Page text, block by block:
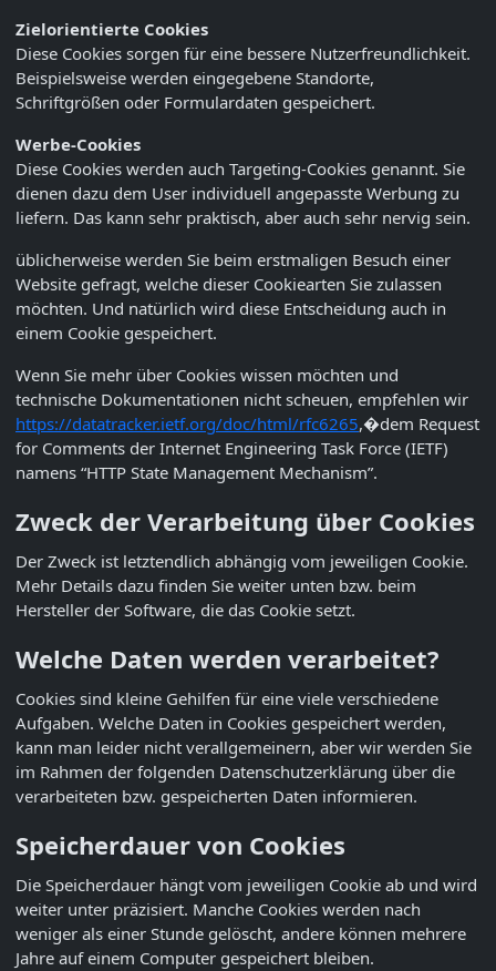
Zielorientierte Cookies
Diese Cookies sorgen für eine bessere Nutzerfreundlichkeit.
Beispielsweise werden eingegebene Standorte,
Schriftgrößen oder Formulardaten gespeichert.
Werbe-Cookies
Diese Cookies werden auch Targeting-Cookies genannt. Sie
dienen dazu dem User individuell angepasste Werbung zu
liefern. Das kann sehr praktisch, aber auch sehr nervig sein.
üblicherweise werden Sie beim erstmaligen Besuch einer
Website gefragt, welche dieser Cookiearten Sie zulassen
möchten. Und natürlich wird diese Entscheidung auch in
einem Cookie gespeichert.
Wenn Sie mehr über Cookies wissen möchten und
technische Dokumentationen nicht scheuen, empfehlen wir
https://datatracker.ietf.org/doc/html/rfc6265,�dem Request
for Comments der Internet Engineering Task Force (IETF)
namens “HTTP State Management Mechanism”.
Zweck der Verarbeitung über Cookies
Der Zweck ist letztendlich abhängig vom jeweiligen Cookie.
Mehr Details dazu finden Sie weiter unten bzw. beim
Hersteller der Software, die das Cookie setzt.
Welche Daten werden verarbeitet?
Cookies sind kleine Gehilfen für eine viele verschiedene
Aufgaben. Welche Daten in Cookies gespeichert werden,
kann man leider nicht verallgemeinern, aber wir werden Sie
im Rahmen der folgenden Datenschutzerklärung über die
verarbeiteten bzw. gespeicherten Daten informieren.
Speicherdauer von Cookies
Die Speicherdauer hängt vom jeweiligen Cookie ab und wird
weiter unter präzisiert. Manche Cookies werden nach
weniger als einer Stunde gelöscht, andere können mehrere
Jahre auf einem Computer gespeichert bleiben.